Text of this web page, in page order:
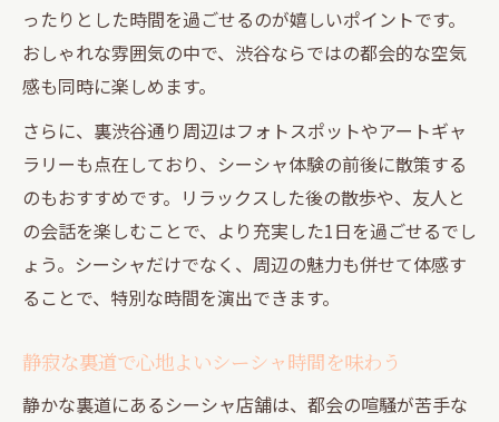
ったりとした時間を過ごせるのが嬉しいポイントです。
おしゃれな雰囲気の中で、渋谷ならではの都会的な空気
感も同時に楽しめます。
さらに、裏渋谷通り周辺はフォトスポットやアートギャ
ラリーも点在しており、シーシャ体験の前後に散策する
のもおすすめです。リラックスした後の散歩や、友人と
の会話を楽しむことで、より充実した1日を過ごせるでし
ょう。シーシャだけでなく、周辺の魅力も併せて体感す
ることで、特別な時間を演出できます。
静寂な裏道で心地よいシーシャ時間を味わう
静かな裏道にあるシーシャ店舗は、都会の喧騒が苦手な